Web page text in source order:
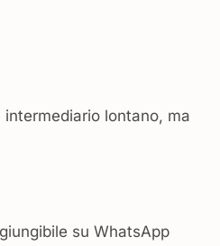
lontano, ma
su WhatsApp